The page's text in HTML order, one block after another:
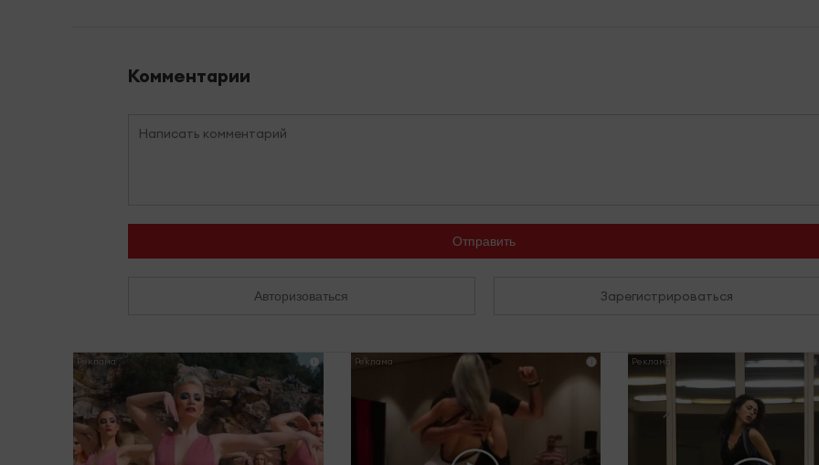
Комментарии
Отправить
Авторизоваться Зарегистрироваться